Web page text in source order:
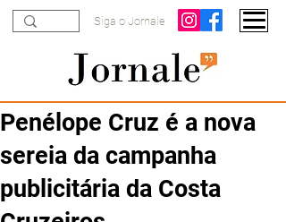
Siga o Jornale
Penélope Cruz é a nova
sereia da campanha
publicitária da Costa